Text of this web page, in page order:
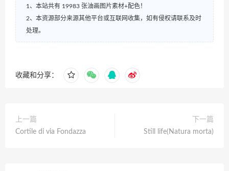
1、本站共有 19983 张油画图片素材+配色！
2、本资源部分来源其他平台或互联网收集，如有侵权请联系及时
处理。
收藏和分享：
上一篇
Cortile di via Fondazza
下一篇
Still life(Natura morta)